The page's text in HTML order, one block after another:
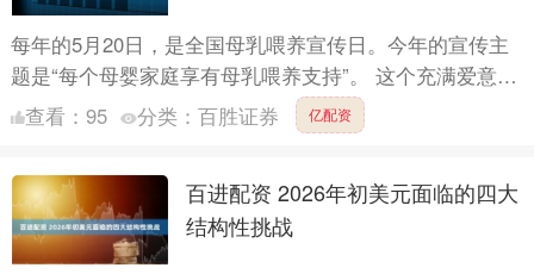
每年的5月20日，是全国母乳喂养宣传日。今年的宣传主
题是“每个母婴家庭享有母乳喂养支持”。 这个充满爱意的
日子，不仅承载着对妈妈们的致敬，更传递着对宝宝健康
查看： 95 分类： 百胜证券 亿配资
百进配资 2026年初美元面临的四大
结构性挑战